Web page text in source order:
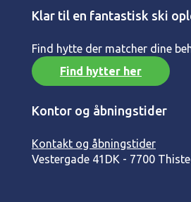
Klar til en fantastisk ski
Find hytte der matcher dine
Find hytter her
Kontor og åbningstider
Kontakt og åbningstider
Vestergade 41 DK - 7700